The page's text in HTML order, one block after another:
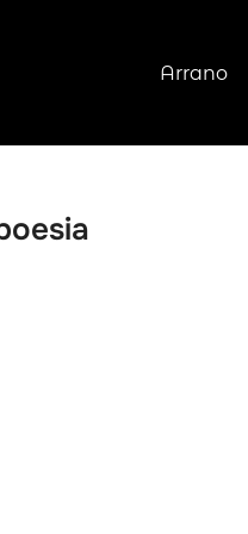
Arrano